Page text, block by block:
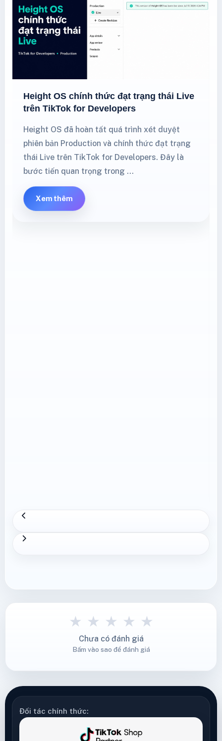
Height OS chính thức đạt trạng thái Live
trên TikTok for Developers
Height OS đã hoàn tất quá trình xét duyệt
phiên bản Production và chính thức đạt trạng
thái Live trên TikTok for Developers. Đây là
bước tiến quan trọng trong …
Xem thêm
★ ★ ★ ★ ★
Chưa có đánh giá
Bấm vào sao để đánh giá
Đối tác chính thức: